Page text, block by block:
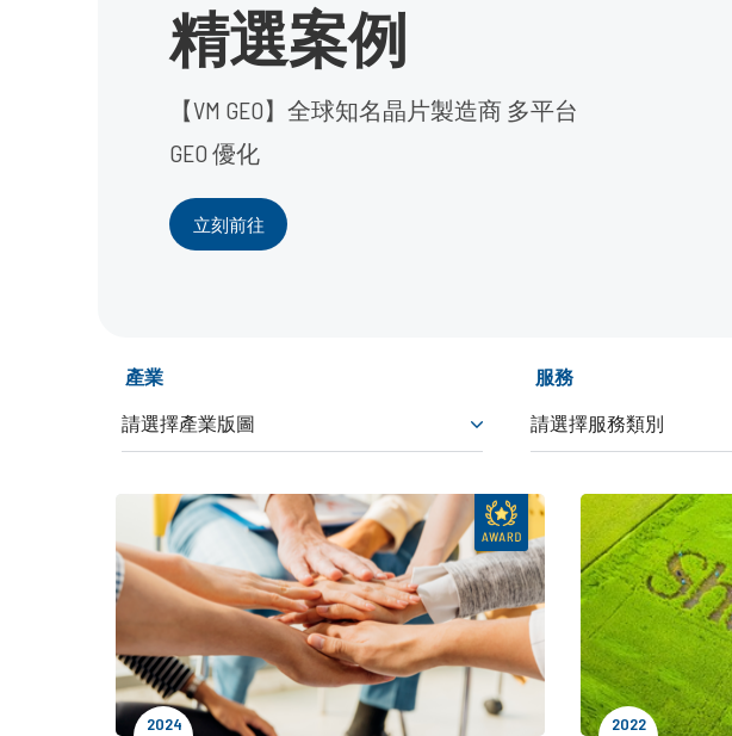
精選案例
【VM GEO】全球知名晶片製造商 多平台
GEO 優化
立刻前往
產業 服務
2024 2022